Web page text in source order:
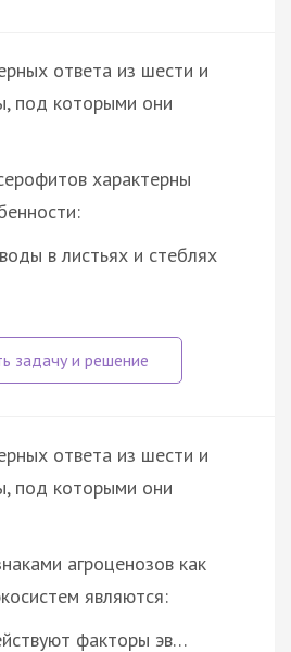
ответа из шести и
под которыми они
характерны
в листьях и стеблях
ответа из шести и
под которыми они
агроценозов как
являются:
факторы эв…